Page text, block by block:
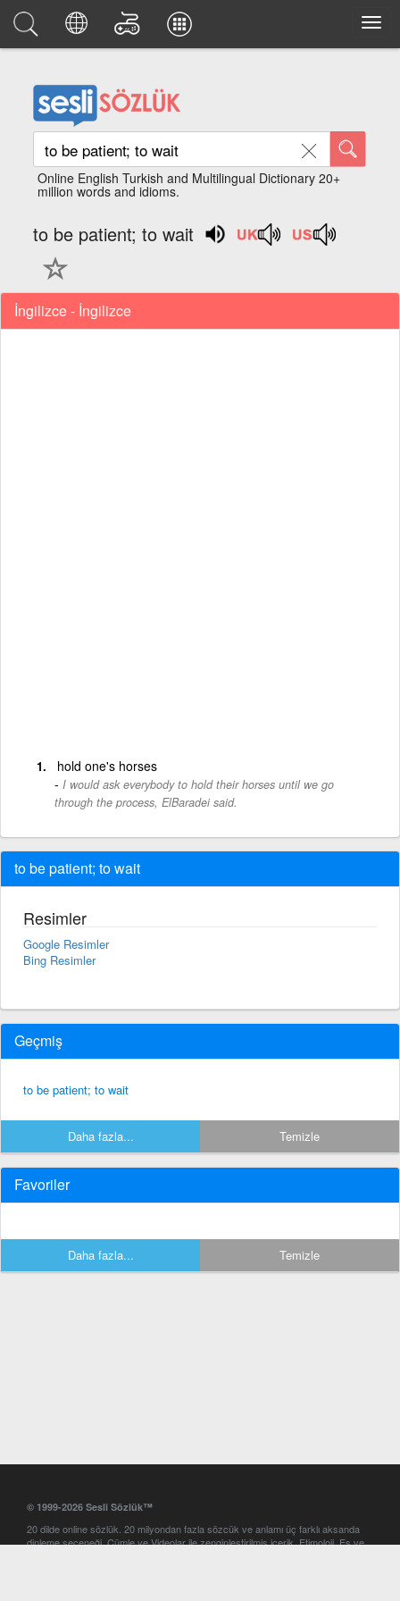
Online English Turkish and Multilingual Dictionary 20+
million words and idioms.
to be patient; to wait
İngilizce - İngilizce
hold one's horses
I would ask everybody to hold their horses until we go
through the process, ElBaradei said.
to be patient; to wait
Resimler
Google Resimler
Bing Resimler
Geçmiş
to be patient; to wait
Daha fazla... Temizle
Favoriler
Daha fazla... Temizle
© 1999-2026 Sesli Sözlük™
20 dilde online sözlük. 20 milyondan fazla sözcük ve anlamı üç farklı aksanda
dinleme seçeneği. Cümle ve Videolar ile zenginleştirilmiş içerik. Etimoloji, Eş ve